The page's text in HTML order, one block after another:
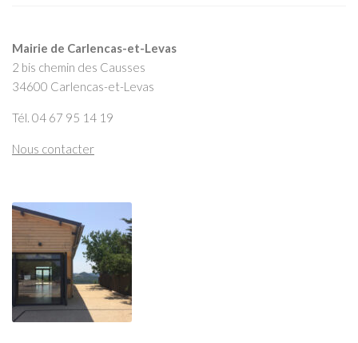
Mairie de Carlencas-et-Levas
2 bis chemin des Causses
34600 Carlencas-et-Levas
Tél. 04 67 95 14 19
Nous contacter